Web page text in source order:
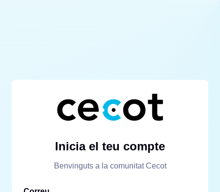
Inicia el teu compte
Benvinguts a la comunitat Cecot